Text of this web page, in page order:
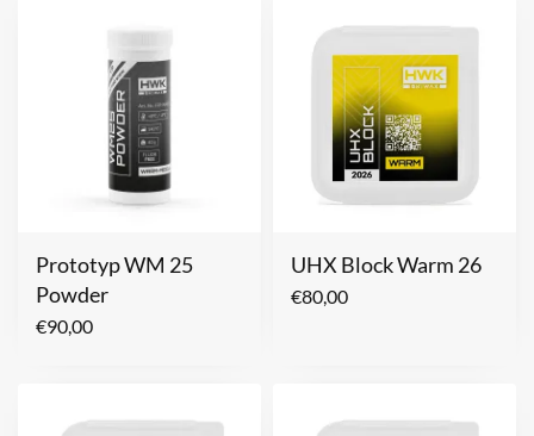
Prototyp WM 25
Powder
€90,00
UHX Block Warm 26
€80,00